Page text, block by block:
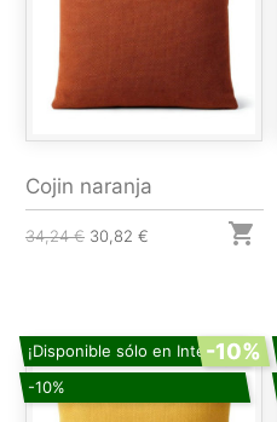
Cojin naranja
34,24 € 30,82 € 
¡Disponible sólo en Internet!
-10%
-10%